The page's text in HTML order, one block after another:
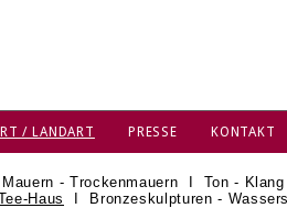
/ LANDART PRESSE KONTAKT
Mauern - Trockenmauern Ton - Klang
Haus Bronzeskulpturen -